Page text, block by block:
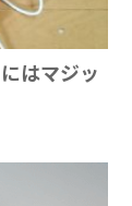
はマジッ